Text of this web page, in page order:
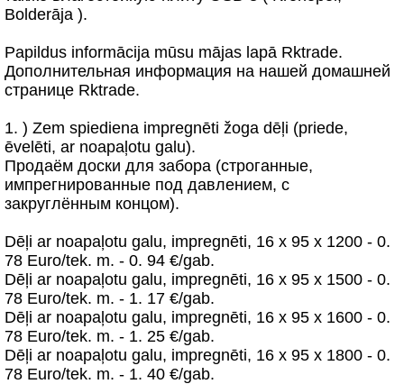
Bolderāja ).
Papildus informācija mūsu mājas lapā Rktrade.
Дополнительная информация на нашей домашней
странице Rktrade.
1. ) Zem spiediena impregnēti žoga dēļi (priede,
ēvelēti, ar noapaļotu galu).
Продаём доски для забора (строганные,
импрегнированные под давлением, с
закруглённым концом).
Dēļi ar noapaļotu galu, impregnēti, 16 x 95 x 1200 - 0.
78 Euro/tek. m. - 0. 94 €/gab.
Dēļi ar noapaļotu galu, impregnēti, 16 x 95 x 1500 - 0.
78 Euro/tek. m. - 1. 17 €/gab.
Dēļi ar noapaļotu galu, impregnēti, 16 x 95 x 1600 - 0.
78 Euro/tek. m. - 1. 25 €/gab.
Dēļi ar noapaļotu galu, impregnēti, 16 x 95 x 1800 - 0.
78 Euro/tek. m. - 1. 40 €/gab.